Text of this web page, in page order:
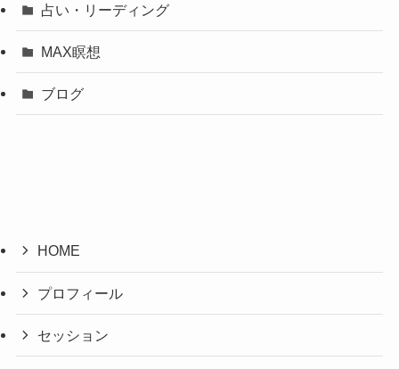
占い・リーディング
MAX瞑想
ブログ
HOME
プロフィール
セッション